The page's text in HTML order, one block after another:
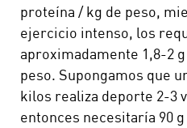
proteína / kg de peso,
ejercicio intenso, los
aproximadamente 1,8-2
peso. Supongamos que
kilos realiza deporte 2-3
entonces necesitaría 90